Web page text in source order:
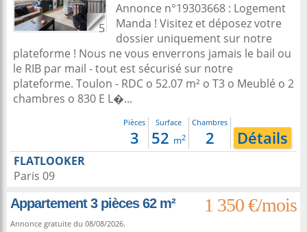
5
Annonce n°19303668 : Logement
Manda ! Visitez et déposez votre
dossier uniquement sur notre
plateforme ! Nous ne vous enverrons jamais le bail ou
le RIB par mail - tout est sécurisé sur notre
plateforme. Toulon - RDC o 52.07 m² o T3 o Meublé o 2
chambres o 830 E L�...
Pièces
3
Surface
52 m2
Chambres
2 Détails
FLATLOOKER
Paris 09
Appartement 3 pièces 62 m²
1 350 €/mois
Annonce gratuite du 08/08/2026.